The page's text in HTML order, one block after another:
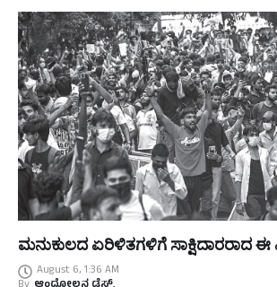
ಮನುಕುಲದ ಏರಿಳಿತಗಳಿಗೆ ಸಾಕ್ಷಿದಾರರಾದ ಈ
August 6, 1:36 AM